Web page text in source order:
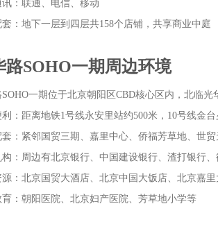
讯‌：联通、电信、移动
：地下一层到四层共158个店铺，共享商业中庭
路SOHO一期周边环境
一期位于北京朝阳区CBD核心区内，北临
：距离地铁1号线永安里站约500米，10号线金
：紧邻国贸三期、嘉里中心、侨福芳草地、世
：周边有北京银行、中国建设银行、渣打银行
：北京国贸大酒店、北京中国大饭店、北京嘉
育‌：朝阳医院、北京妇产医院、芳草地小学等